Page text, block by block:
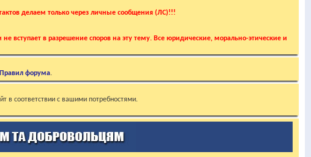
делаем только через личные сообщения (ЛС)!!!
вступает в разрешение споров на эту тему. Все юридические, морально-этические и
Правил форума.
в соответствии с вашими потребностями.